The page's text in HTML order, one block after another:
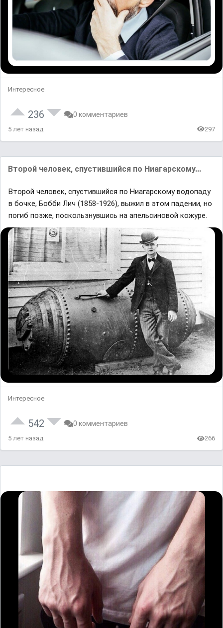
Интересное
236 0 комментариев
5 лет назад 297
Второй человек, спустившийся по Ниагарскому...
Второй человек, спустившийся по Ниагарскому водопаду
в бочке, Бобби Лич (1858-1926), выжил в этом падении, но
погиб позже, поскользнувшись на апельсиновой кожуре.
Интересное
542 0 комментариев
5 лет назад 266